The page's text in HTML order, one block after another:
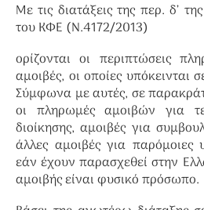
Με τις διατάξεις της περ. δ’
του ΚΦΕ (Ν.4172/2013)
ορίζονται οι περιπτώσεις
αμοιβές, οι οποίες
Σύμφωνα με αυτές, σε
οι πληρωμές αμοιβών για
διοίκησης, αμοιβές για
άλλες αμοιβές για παρόμοιες
εάν έχουν παρασχεθεί στην
αμοιβής είναι φυσικό πρόσωπο.